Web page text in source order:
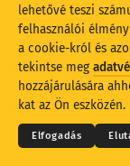
Frissítés
© 2026
lehetővé teszi
felhasználói
a cookie-król és
tekintse meg
hozzájárulására
kat az Ön eszközén.
Elfogadás